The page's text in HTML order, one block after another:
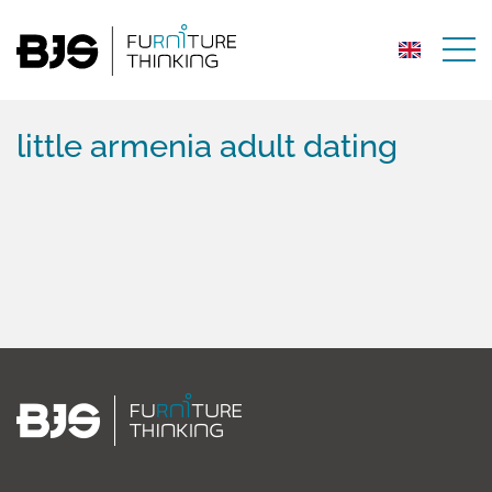
little armenia adult dating